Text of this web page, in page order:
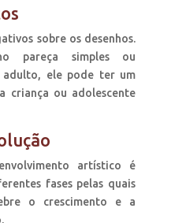
sobre os desenhos.
pareça simples ou
adulto, ele pode ter um
criança ou adolescente
artístico é
fases pelas quais
o crescimento e a